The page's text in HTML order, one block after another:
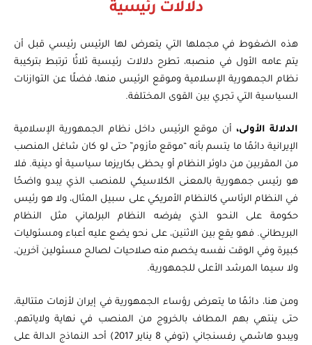
دلالات رئيسية
هذه الضغوط في مجملها التي يتعرض لها الرئيس رئيسي قبل أن
يتم عامه الأول في منصبه، تطرح دلالات رئيسية ثلاثًا ترتبط بتركيبة
نظام الجمهورية الإسلامية وموقع الرئيس منها، فضلًا عن التوازنات
السياسية التي تجري بين القوى المختلفة.
الدلالة الأولى،أن موقع الرئيس داخل نظام الجمهورية الإسلامية
الإيرانية دائمًا ما يتسم بأنه “موقع مأزوم” حتى لو كان شاغل المنصب
من المقربين من داوئر النظام أو يحظى بكاريزما سياسية أو دينية. فلا
هو رئيس جمهورية بالمعنى الكلاسيكي للمنصب الذي يبدو واضحًا
في النظام الرئاسي كالنظام الأمريكي على سبيل المثال، ولا هو رئيس
حكومة على النحو الذي يفرضه النظام البرلماني مثل النظام
البريطاني. فهو يقع بين الاثنين، على نحو يضع عليه أعباء ومسئوليات
كبيرة وفي الوقت نفسه يخصم منه صلاحيات لصالح مسئولين آخرين،
ولا سيما المرشد الأعلى للجمهورية.
ومن هنا، دائمًا ما يتعرض رؤساء الجمهورية في إيران لأزمات متتالية،
حتى ينتهي بهم المطاف بالخروج من المنصب في نهاية ولاياتهم.
ويبدو هاشمي رفسنجاني (توفي 8 يناير 2017) أحد النماذج الدالة على